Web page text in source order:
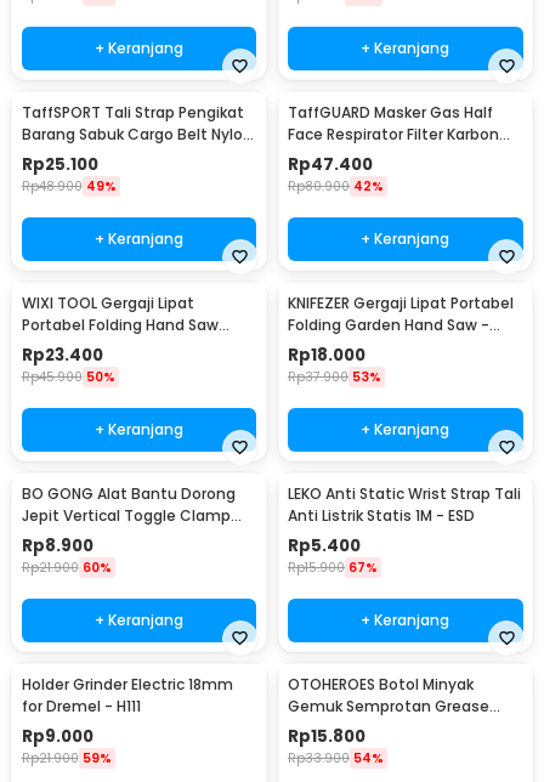
+ Keranjang + Keranjang
TaffSPORT Tali Strap Pengikat
Barang Sabuk Cargo Belt Nylon
5M - XR2
Rp25.100
Rp48.900 49%
+ Keranjang
TaffGUARD Masker Gas Half
Face Respirator Filter Karbon
Aktif KN95 - 6200
Rp47.400
Rp80.900 42%
+ Keranjang
WIXI TOOL Gergaji Lipat
Portabel Folding Hand Saw
39cm - JSZ-002
Rp23.400
Rp45.900 50%
+ Keranjang
KNIFEZER Gergaji Lipat Portabel
Folding Garden Hand Saw -
LA145
Rp18.000
Rp37.900 53%
+ Keranjang
BO GONG Alat Bantu Dorong
Jepit Vertical Toggle Clamp
Hold Down Handle - GH-13009
Rp8.900
Rp21.900 60%
+ Keranjang
LEKO Anti Static Wrist Strap Tali
Anti Listrik Statis 1M - ESD
Rp5.400
Rp15.900 67%
+ Keranjang
Holder Grinder Electric 18mm
for Dremel - H111
Rp9.000
Rp21.900 59%
OTOHEROES Botol Minyak
Gemuk Semprotan Grease
Gun 250ml - Q001
Rp15.800
Rp33.900 54%